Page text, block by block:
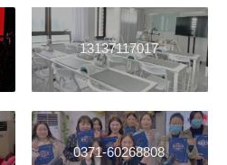
13137117017
0371-60268808